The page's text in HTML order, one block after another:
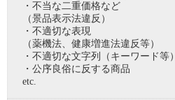
・不当な二重価格など
（景品表示法違反）
・不適切な表現
（薬機法、健康増進法違反等）
・不適切な文字列（キーワード等）
・公序良俗に反する商品
etc.